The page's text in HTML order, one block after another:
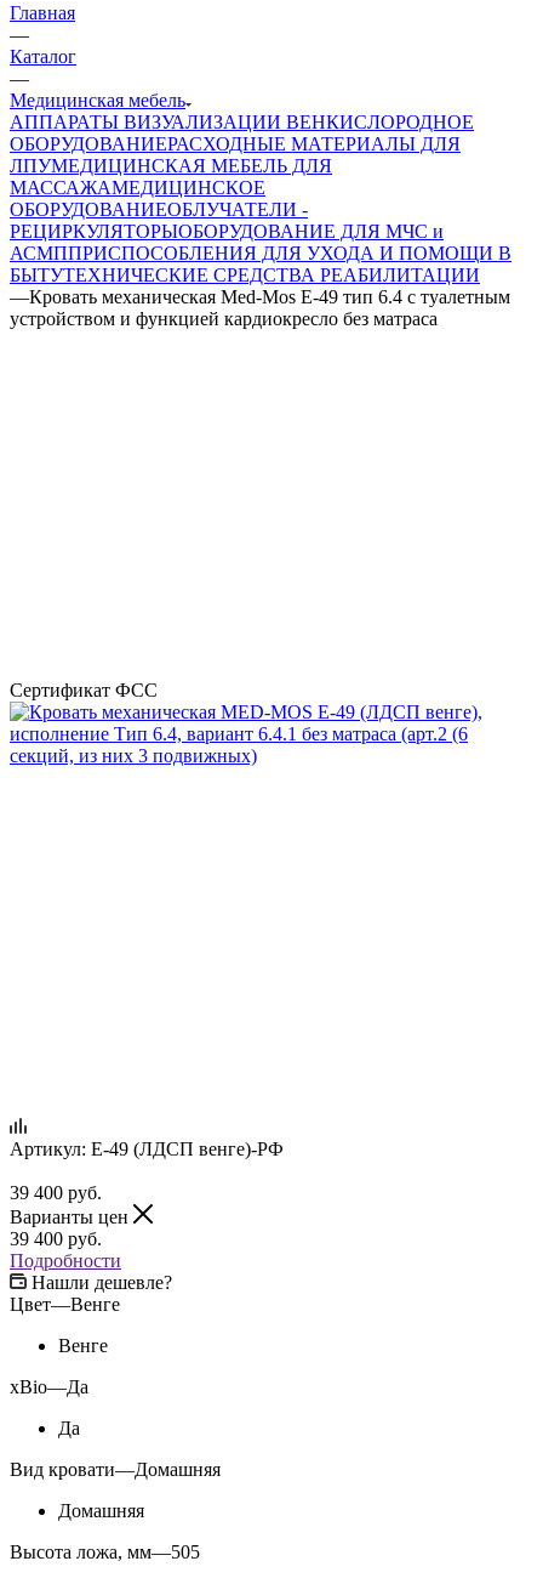
Главная
—
Каталог
—
Медицинская мебель
АППАРАТЫ ВИЗУАЛИЗАЦИИ ВЕНКИСЛОРОДНОЕ
ОБОРУДОВАНИЕРАСХОДНЫЕ МАТЕРИАЛЫ ДЛЯ
ЛПУМЕДИЦИНСКАЯ МЕБЕЛЬ ДЛЯ
МАССАЖАМЕДИЦИНСКОЕ
ОБОРУДОВАНИЕОБЛУЧАТЕЛИ -
РЕЦИРКУЛЯТОРЫОБОРУДОВАНИЕ ДЛЯ МЧС и
АСМППРИСПОСОБЛЕНИЯ ДЛЯ УХОДА И ПОМОЩИ В
БЫТУТЕХНИЧЕСКИЕ СРЕДСТВА РЕАБИЛИТАЦИИ
—Кровать механическая Med-Mos Е-49 тип 6.4 с туалетным
устройством и функцией кардиокресло без матраса
Сертификат ФСС
Артикул: E-49 (ЛДСП венге)-РФ
39 400 руб.
Варианты цен
39 400 руб.
Подробности
Нашли дешевле?
Цвет—Венге
Венге
xBio—Да
Да
Вид кровати—Домашняя
Домашняя
Высота ложа, мм—505